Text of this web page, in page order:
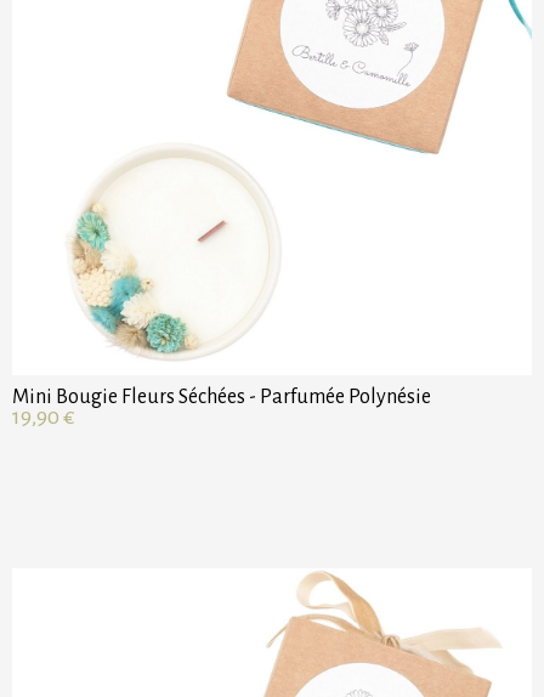
Mini Bougie Fleurs Séchées - Parfumée Polynésie
19,90 €